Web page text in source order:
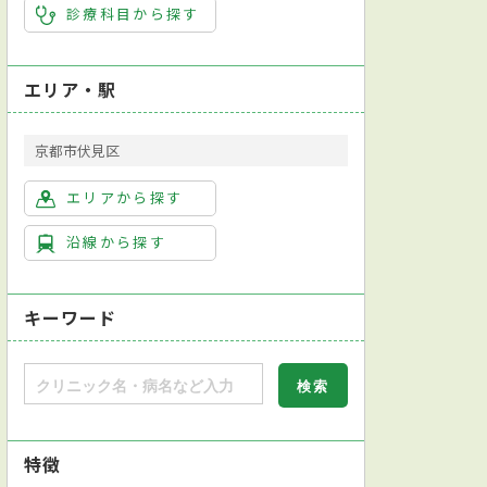
診療科目から探す
エリア・駅
京都市伏見区
エリアから探す
沿線から探す
キーワード
特徴